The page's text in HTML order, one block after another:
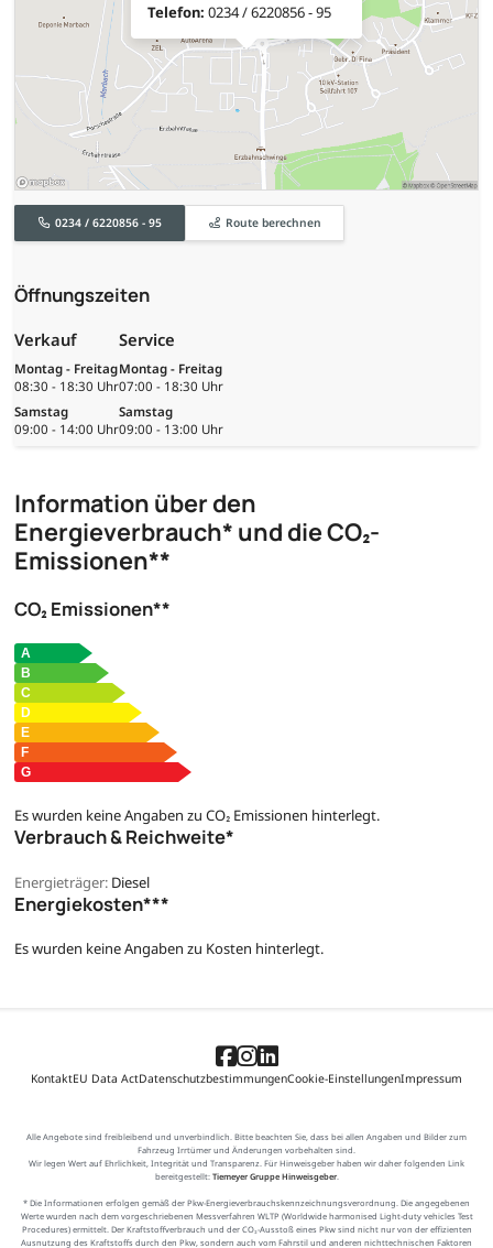
Telefon: 0234 / 6220856 - 95
0234 / 6220856 - 95 Route berechnen
Öffnungszeiten
Verkauf
Montag - Freitag
08:30 - 18:30 Uhr
Samstag
09:00 - 14:00 Uhr
Service
Montag - Freitag
07:00 - 18:30 Uhr
Samstag
09:00 - 13:00 Uhr
Information über den
Energieverbrauch* und die CO₂-
Emissionen**
CO₂ Emissionen**
Es wurden keine Angaben zu CO₂ Emissionen hinterlegt.
Verbrauch & Reichweite*
Energieträger: Diesel
Energiekosten***
Es wurden keine Angaben zu Kosten hinterlegt.
KontaktEU Data ActDatenschutzbestimmungenCookie-EinstellungenImpressum
Alle Angebote sind freibleibend und unverbindlich. Bitte beachten Sie, dass bei allen Angaben und Bilder zum
Fahrzeug Irrtümer und Änderungen vorbehalten sind.
Wir legen Wert auf Ehrlichkeit, Integrität und Transparenz. Für Hinweisgeber haben wir daher folgenden Link
bereitgestellt: Tiemeyer Gruppe Hinweisgeber.
* Die Informationen erfolgen gemäß der Pkw-Energieverbrauchskennzeichnungsverordnung. Die angegebenen
Werte wurden nach dem vorgeschriebenen Messverfahren WLTP (Worldwide harmonised Light-duty vehicles Test
Procedures) ermittelt. Der Kraftstoffverbrauch und der CO₂-Ausstoß eines Pkw sind nicht nur von der effizienten
Ausnutzung des Kraftstoffs durch den Pkw, sondern auch vom Fahrstil und anderen nichttechnischen Faktoren